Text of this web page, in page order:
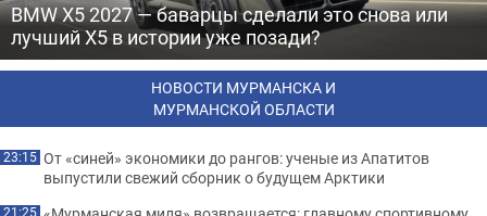
BMW X5 2027 — баварцы сделали это снова или
лучший X5 в истории уже позади?
НОВОСТИ МУРМАНСКА И
МУРМАНСКОЙ ОБЛАСТИ
23:15 От «синей» экономики до рангов: ученые из Апатитов
выпустили свежий сборник о будущем Арктики
21:25